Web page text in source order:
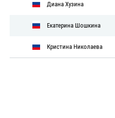
Диана Хузина
Екатерина Шошкина
Кристина ​Николаева